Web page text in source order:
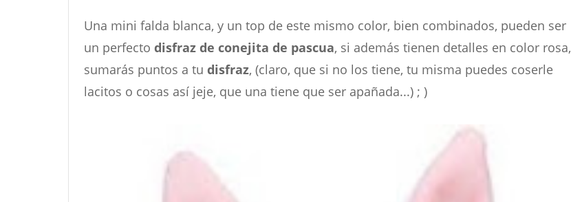
Una mini falda blanca, y un top de este mismo color, bien combinados, pueden ser
un perfectodisfraz de conejita de pascua, si además tienen detalles en color rosa,
sumarás puntos a tudisfraz, (claro, que si no los tiene, tu misma puedes coserle
lacitos o cosas así jeje, que una tiene que ser apañada...) ; )